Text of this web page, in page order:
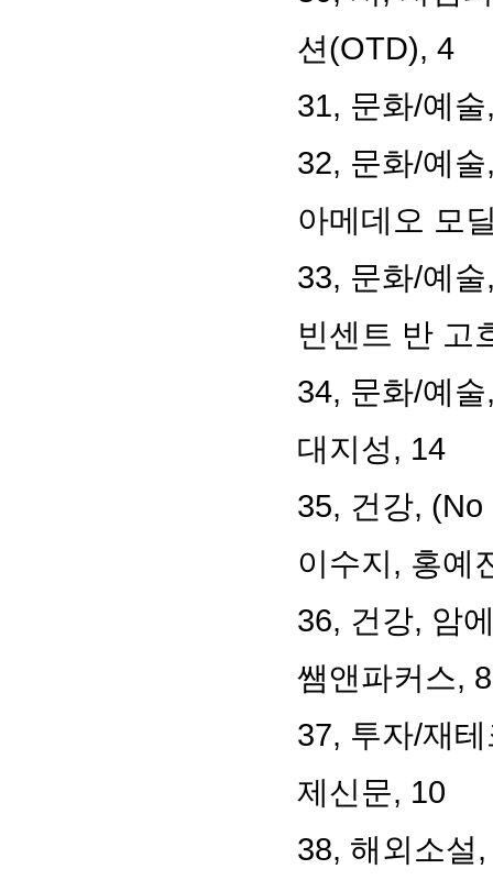
션(OTD), 4
31, 문화/예술
32, 문화/예술
아메데오 모
33, 문화/예술
빈센트 반 고
34, 문화/예술
대지성, 14
35, 건강, (No
이수지 , 홍예
36, 건강, 암
쌤앤파커스, 8
37, 투자/재
제신문, 10
38, 해외소설